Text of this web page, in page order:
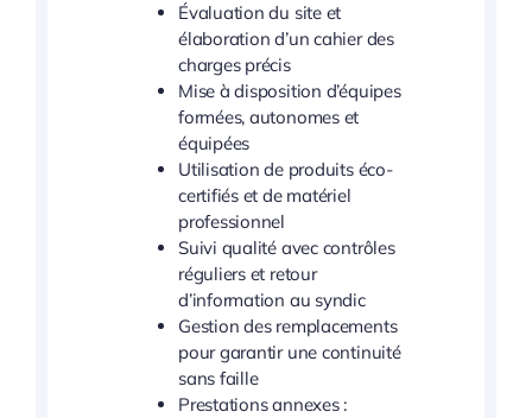
Évaluation du site et
élaboration d’un cahier des
charges précis
Mise à disposition d’équipes
formées, autonomes et
équipées
Utilisation de produits éco-
certifiés et de matériel
professionnel
Suivi qualité avec contrôles
réguliers et retour
d’information au syndic
Gestion des remplacements
pour garantir une continuité
sans faille
Prestations annexes :